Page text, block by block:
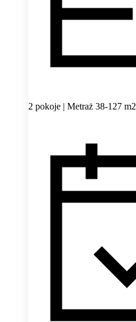
2 pokoje | Metraż 38-127 m2